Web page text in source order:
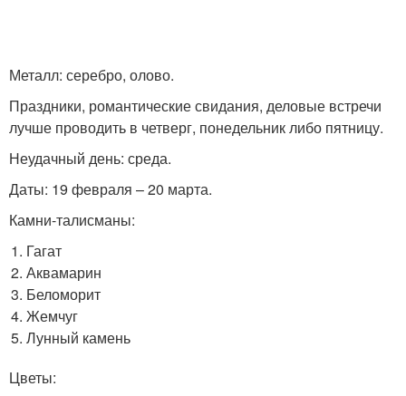
Металл: серебро, олово.
Праздники, романтические свидания, деловые встречи
лучше проводить в четверг, понедельник либо пятницу.
Неудачный день: среда.
Даты: 19 февраля – 20 марта.
Камни-талисманы:
Гагат
Аквамарин
Беломорит
Жемчуг
Лунный камень
Цветы: